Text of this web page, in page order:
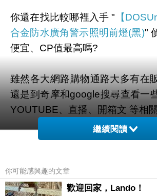
你還在找比較哪裡入手 " 【
合金防水廣角警示照明前燈(黑)"
便宜、CP值最高嗎?
雖然各大網路購物通路大多有在
還是到奇摩和google搜尋查看一
YOUTUBE、直播、開箱文 等相關
幫您整理出來在momo購物網最
有需要的網友們可以點擊下面按
的優惠折扣喔！
繼續閱讀
你可能感興趣的文章
歡迎回家，Lando！